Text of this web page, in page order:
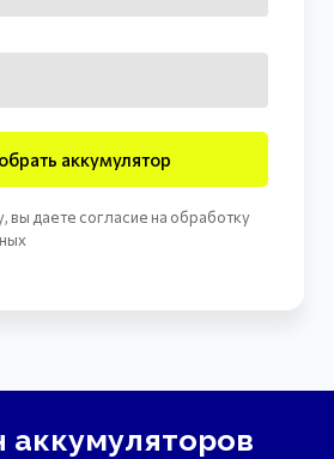
аккумулятор
вы даете согласие на обработку
аккумуляторов